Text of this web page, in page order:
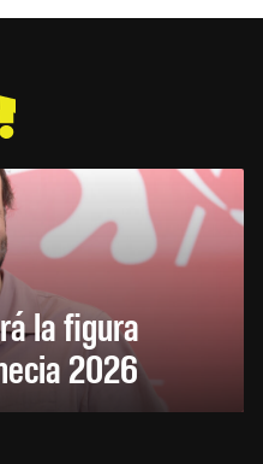
la figura
2026